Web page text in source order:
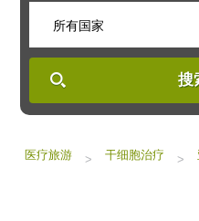
所有国家
搜
医疗旅游 > 干细胞治疗 >